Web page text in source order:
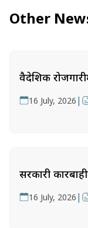
Other
वैदेशिक
16 July, 2026 |
सरकारी
16 July, 2026 |